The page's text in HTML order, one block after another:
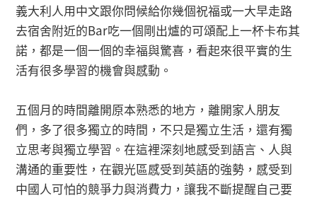
義大利人用中文跟你問候給你幾個祝福或一大早走路
去宿舍附近的Bar吃一個剛出爐的可頌配上一杯卡布其
諾，都是一個一個的幸福與驚喜，看起來很平實的生
活有很多學習的機會與感動。
五個月的時間離開原本熟悉的地方，離開家人朋友
們，多了很多獨立的時間，不只是獨立生活，還有獨
立思考與獨立學習。在這裡深刻地感受到語言、人與
溝通的重要性，在觀光區感受到英語的強勢，感受到
中國人可怕的競爭力與消費力，讓我不斷提醒自己要